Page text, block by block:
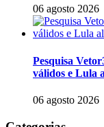
06 agosto 2026
Pesquisa
válidos e Lula
06 agosto 2026